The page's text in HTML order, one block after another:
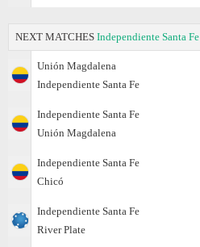
NEXT MATCHES Independiente Santa Fe
Unión Magdalena
Independiente Santa Fe
Independiente Santa Fe
Unión Magdalena
Independiente Santa Fe
Chicó
Independiente Santa Fe
River Plate